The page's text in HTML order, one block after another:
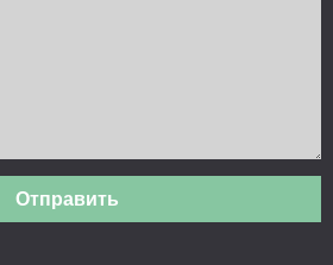
Отправить